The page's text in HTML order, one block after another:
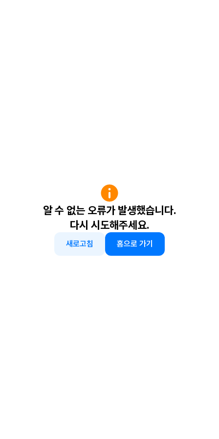
알 수 없는 오류가 발생했습니다.
다시 시도해주세요.
새로고침 홈으로 가기